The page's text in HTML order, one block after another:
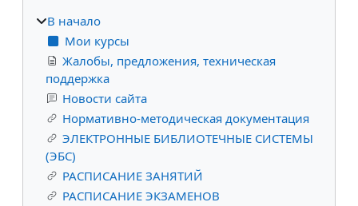
В начало
Мои курсы
Жалобы, предложения, техническая
поддержка
Новости сайта
Нормативно-методическая документация
ЭЛЕКТРОННЫЕ БИБЛИОТЕЧНЫЕ СИСТЕМЫ
(ЭБС)
РАСПИСАНИЕ ЗАНЯТИЙ
РАСПИСАНИЕ ЭКЗАМЕНОВ